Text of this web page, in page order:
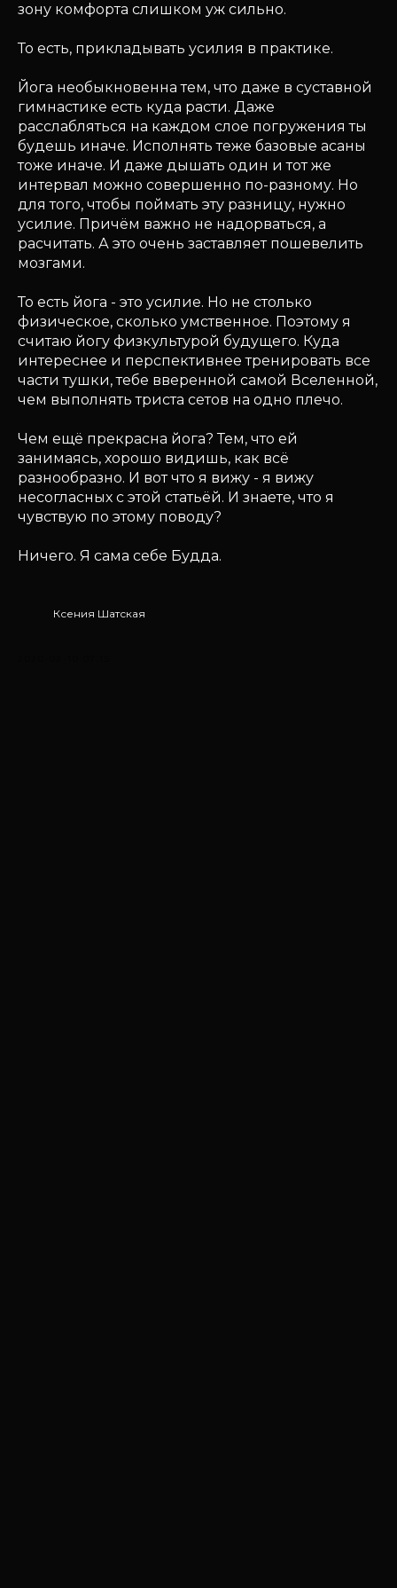
зону комфорта слишком уж сильно.
То есть, прикладывать усилия в практике.
Йога необыкновенна тем, что даже в суставной
гимнастике есть куда расти. Даже
расслабляться на каждом слое погружения ты
будешь иначе. Исполнять теже базовые асаны
тоже иначе. И даже дышать один и тот же
интервал можно совершенно по-разному. Но
для того, чтобы поймать эту разницу, нужно
усилие. Причём важно не надорваться, а
расчитать. А это очень заставляет пошевелить
мозгами.
То есть йога - это усилие. Но не столько
физическое, сколько умственное. Поэтому я
считаю йогу физкультурой будущего. Куда
интереснее и перспективнее тренировать все
части тушки, тебе вверенной самой Вселенной,
чем выполнять триста сетов на одно плечо.
Чем ещё прекрасна йога? Тем, что ей
занимаясь, хорошо видишь, как всё
разнообразно. И вот что я вижу - я вижу
несогласных с этой статьёй. И знаете, что я
чувствую по этому поводу?
Ничего. Я сама себе Будда.
Ксения Шатская